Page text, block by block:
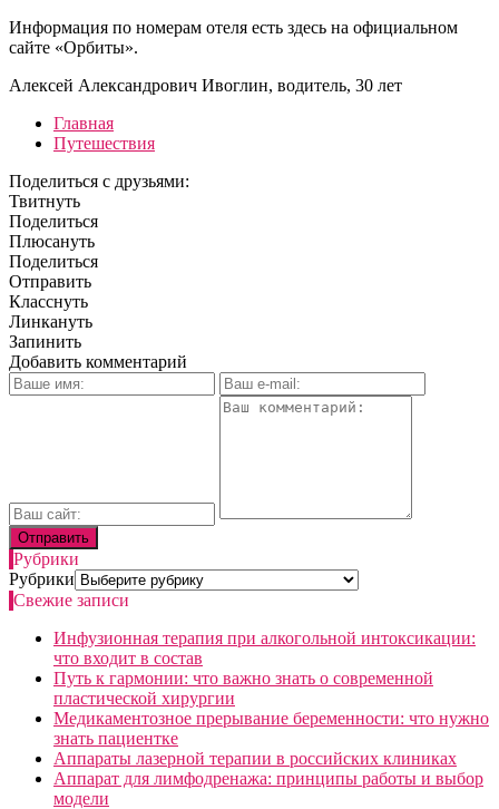
Информация по номерам отеля есть здесь на официальном
сайте «Орбиты».
Алексей Александрович Ивоглин, водитель, 30 лет
Главная
Путешествия
Поделиться с друзьями:
Твитнуть
Поделиться
Плюсануть
Поделиться
Отправить
Класснуть
Линкануть
Запинить
Добавить комментарий
Рубрики
Рубрики
Свежие записи
Инфузионная терапия при алкогольной интоксикации:
что входит в состав
Путь к гармонии: что важно знать о современной
пластической хирургии
Медикаментозное прерывание беременности: что нужно
знать пациентке
Аппараты лазерной терапии в российских клиниках
Аппарат для лимфодренажа: принципы работы и выбор
модели